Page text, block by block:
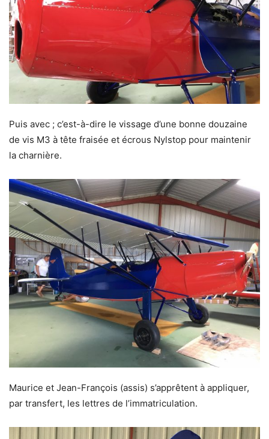
Puis avec ; c’est-à-dire le vissage d’une bonne douzaine
de vis M3 à tête fraisée et écrous Nylstop pour maintenir
la charnière.
Maurice et Jean-François (assis) s’apprêtent à appliquer,
par transfert, les lettres de l’immatriculation.